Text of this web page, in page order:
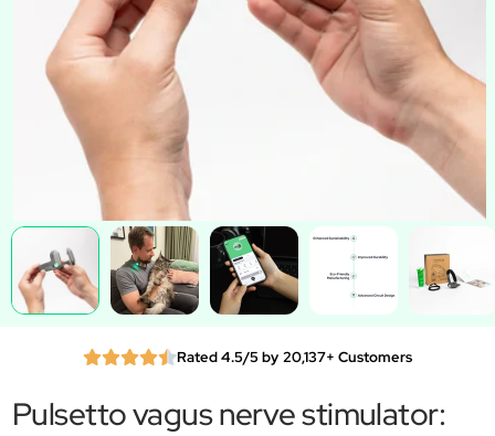
Rated 4.5/5 by 20,137+ Customers
Pulsetto vagus nerve stimulator: